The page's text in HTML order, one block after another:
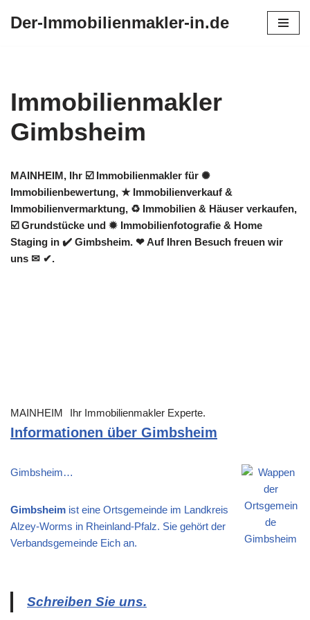
Der-Immobilienmakler-in.de
Immobilienmakler
Gimbsheim
MAINHEIM, Ihr ☑️ Immobilienmakler für ✺
Immobilienbewertung, ★ Immobilienverkauf &
Immobilienvermarktung, ♻ Immobilien & Häuser verkaufen,
☑️ Grundstücke und ✹ Immobilienfotografie & Home
Staging in ✔️ Gimbsheim. ❤ Auf Ihren Besuch freuen wir
uns ✉ ✔.
MAINHEIM Ihr Immobilienmakler Experte.
Informationen über Gimbsheim
Gimbsheim…
Gimbsheim ist eine Ortsgemeinde im Landkreis
Alzey-Worms in Rheinland-Pfalz. Sie gehört der
Verbandsgemeinde Eich an.
Schreiben Sie uns.